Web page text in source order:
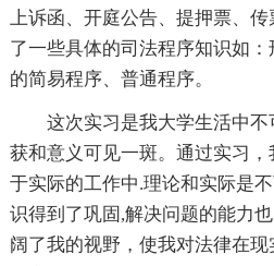
上诉函、开庭公告、提押票、
了一些具体的司法程序知识如
的简易程序、普通程序。
这次实习是我大学生活中
获和意义可见一斑。通过实习
于实际的工作中.理论和实际是
识得到了巩固,解决问题的能力
阔了我的视野，使我对法律在